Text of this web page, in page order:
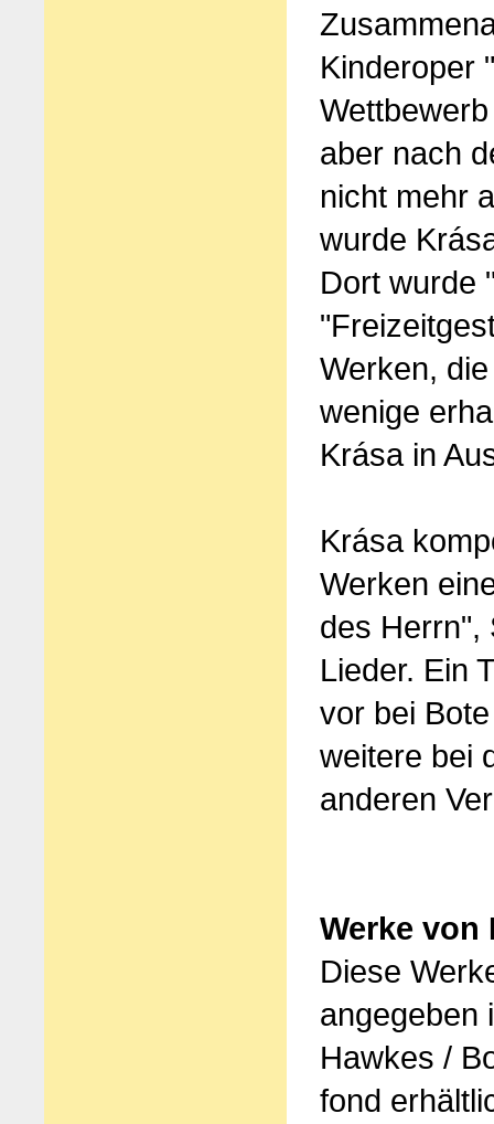
Kinderoper
aber nach
nicht mehr
wurde
Dort wurde
Werken,
wenige
Krása in
Krása
Werken
des Herrn",
Lieder. Ein
vor bei
weitere bei
anderen
Werke von
Diese
angegeben
Hawkes /
fond